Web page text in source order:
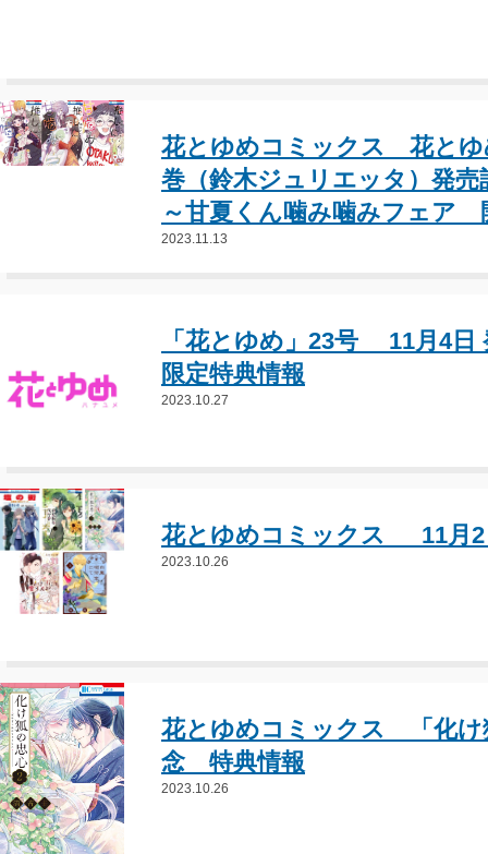
花とゆめコミックス 花とゆ
巻（鈴木ジュリエッタ）発
～甘夏くん噛み噛みフェア
2023.11.13
「花とゆめ」23号 11月4
限定特典情報
2023.10.27
花とゆめコミックス 11
2023.10.26
花とゆめコミックス 「化
念 特典情報
2023.10.26